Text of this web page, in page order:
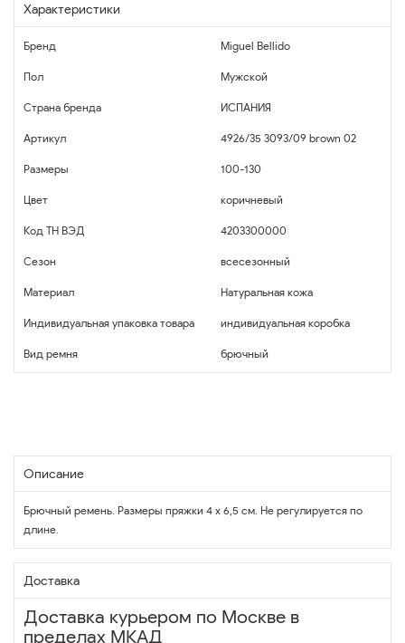
Характеристики
Бренд Miguel Bellido
Пол Мужской
Страна бренда ИСПАНИЯ
Артикул 4926/35 3093/09 brown 02
Размеры 100-130
Цвет коричневый
Код ТН ВЭД 4203300000
Сезон всесезонный
Материал Натуральная кожа
Индивидуальная упаковка товара индивидуальная коробка
Вид ремня брючный
Описание
Брючный ремень. Размеры пряжки 4 х 6,5 см. Не регулируется по
длине.
Доставка
Доставка курьером по Москве в
пределах МКАД